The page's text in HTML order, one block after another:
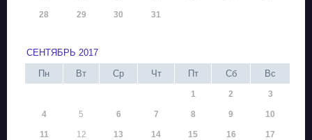
28 29 30 31
СЕНТЯБРЬ 2017
Пн
Вт Ср Чт Пт Сб Вс
1 2 3
4 5 6 7 8 9 10
11 12 13 14 15 16 17